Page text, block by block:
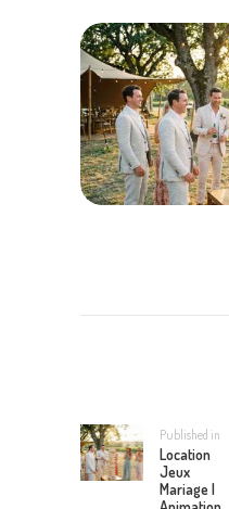
L’ARTICLE
Published in
Location
Jeux
Mariage |